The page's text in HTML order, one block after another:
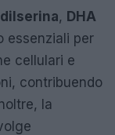
, DHA
essenziali per
cellulari e
contribuendo
la